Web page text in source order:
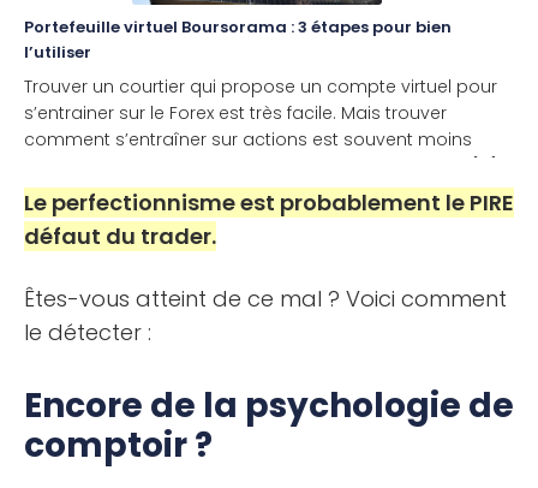
Portefeuille virtuel Boursorama : 3 étapes pour bien
l’utiliser
Trouver un courtier qui propose un compte virtuel pour
s’entrainer sur le Forex est très facile. Mais trouver
comment s’entraîner sur actions est souvent moins
évident. Dans ce guide, vous apprendrez comment [...]
Le perfectionnisme est probablement le PIRE
défaut du trader.
Êtes-vous atteint de ce mal ? Voici comment
le détecter :
Encore de la psychologie de
comptoir ?